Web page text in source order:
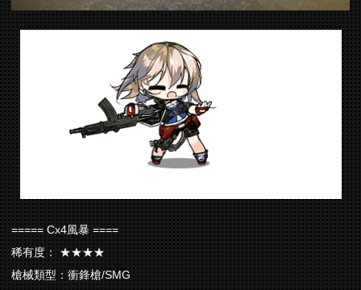
===== Cx4風暴 ====
稀有度： ★★★★
槍械類型：衝鋒槍/SMG